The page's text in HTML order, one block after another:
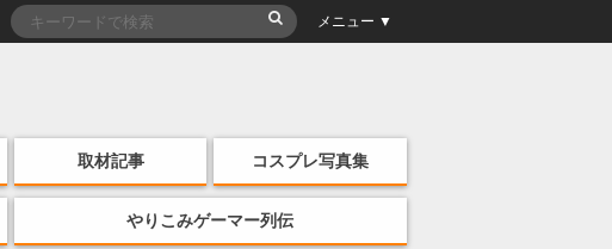
メニュー ▼
取材記事 コスプレ写真集
やりこみゲーマー列伝